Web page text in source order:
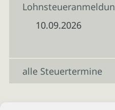
10.09.2026
alle Steuertermine